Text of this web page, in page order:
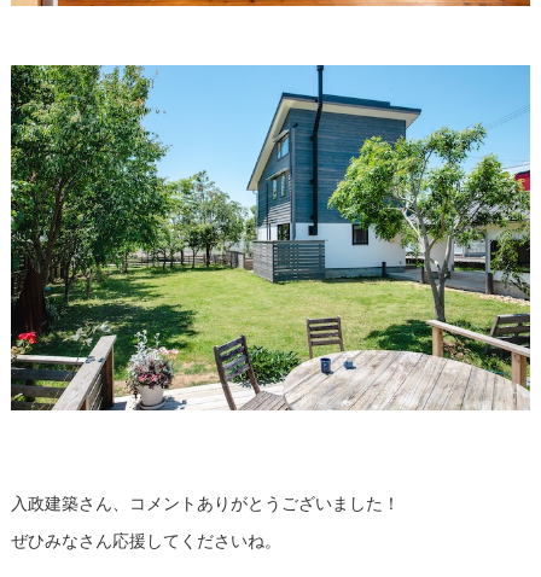
入政建築さん、コメントありがとうございました！
ぜひみなさん応援してくださいね。